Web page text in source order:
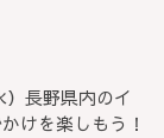
長野県内のイ
けを楽しもう！